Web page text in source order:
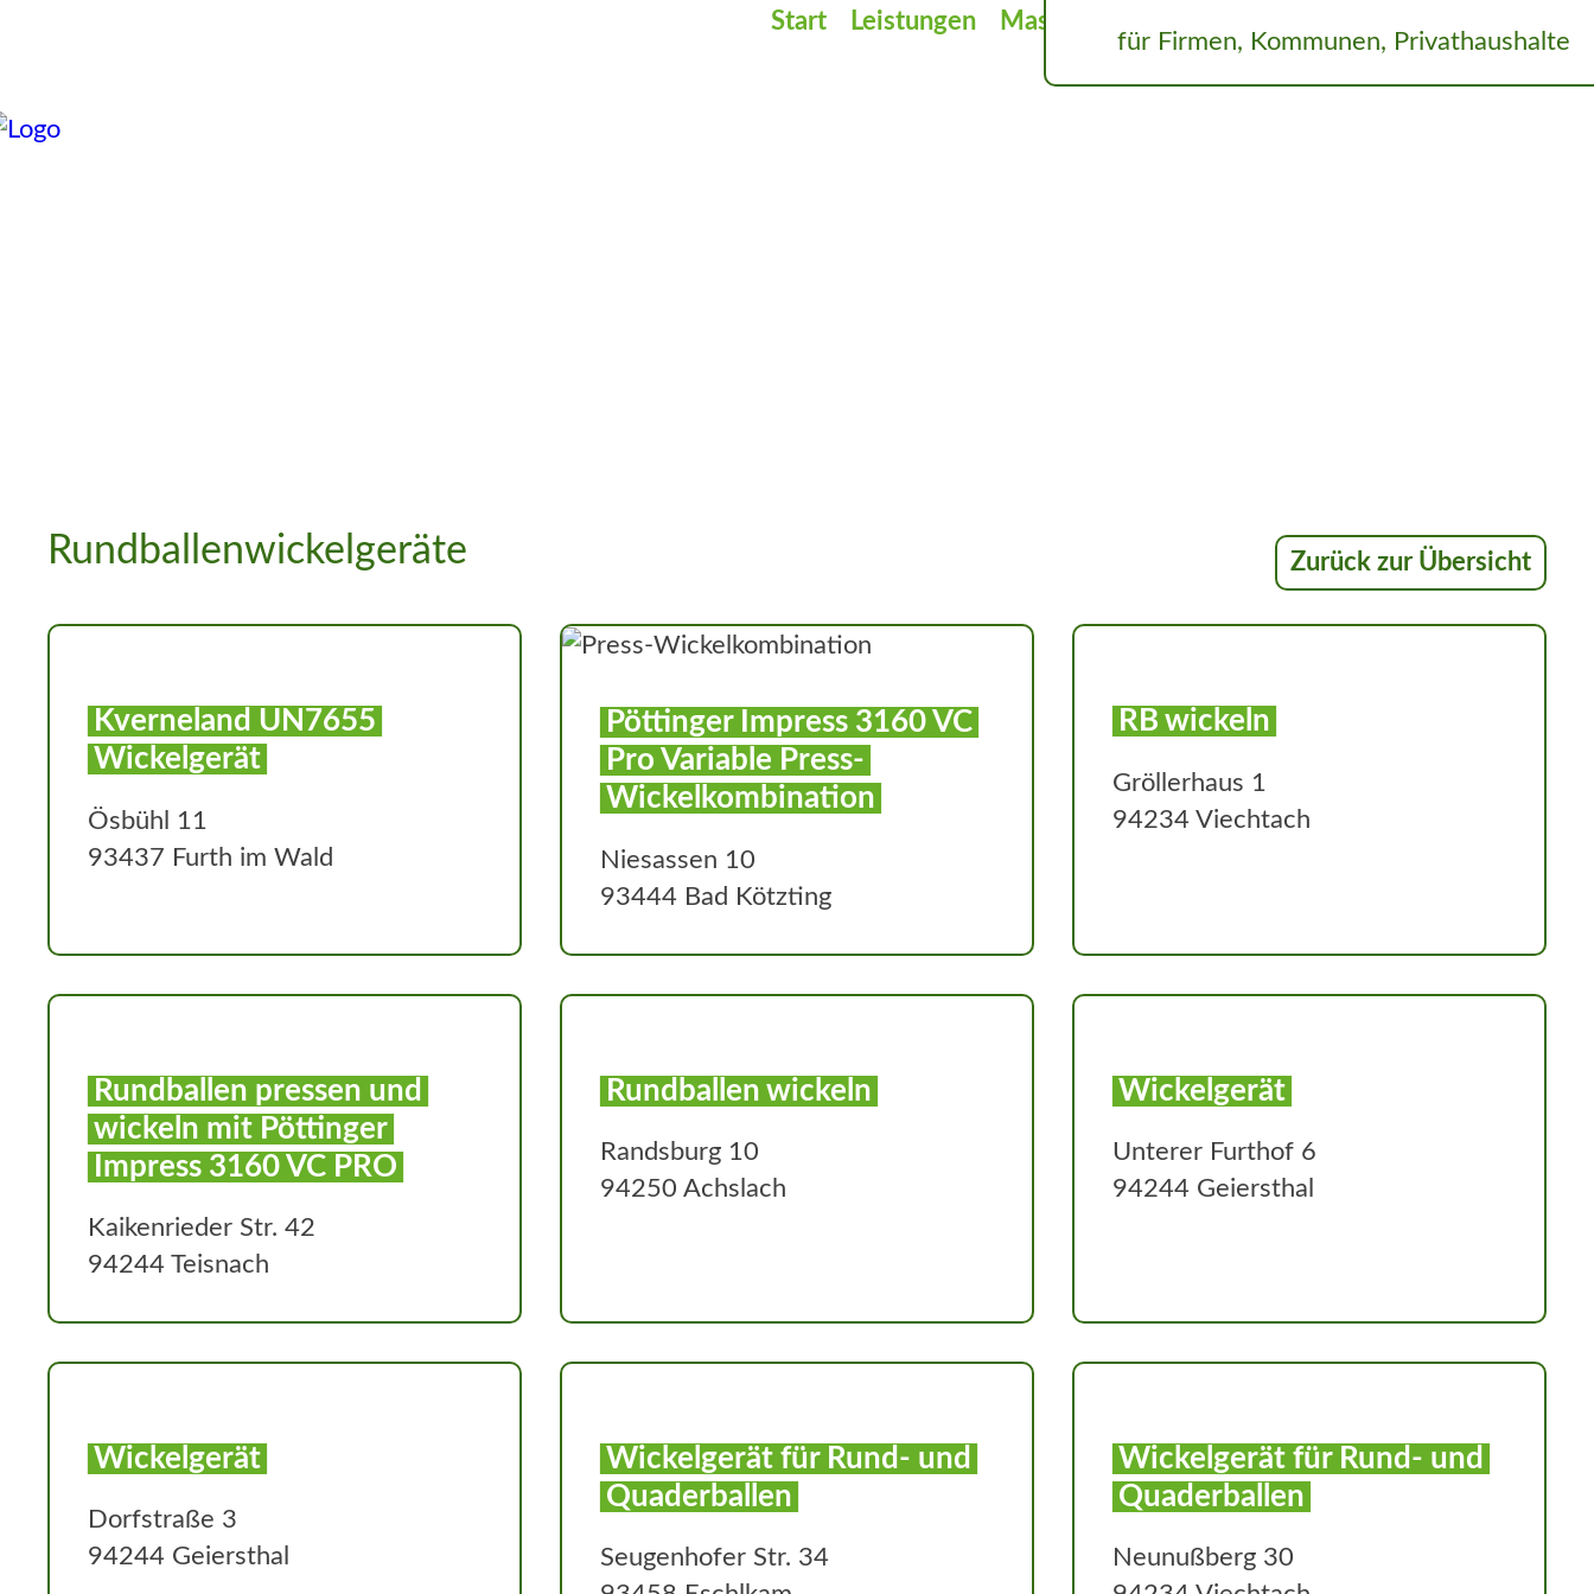
Start Leistungen Maschinenvermittlung
für Firmen, Kommunen, Privathaushalte
Rundballenwickelgeräte Zurück zur Übersicht
Kverneland UN7655
Wickelgerät
Ösbühl 11
93437 Furth im Wald
Pöttinger Impress 3160 VC
Pro Variable Press-
Wickelkombination
Niesassen 10
93444 Bad Kötzting
RB wickeln
Gröllerhaus 1
94234 Viechtach
Rundballen pressen und
wickeln mit Pöttinger
Impress 3160 VC PRO
Kaikenrieder Str. 42
94244 Teisnach
Rundballen wickeln
Randsburg 10
94250 Achslach
Wickelgerät
Unterer Furthof 6
94244 Geiersthal
Wickelgerät
Dorfstraße 3
94244 Geiersthal
Wickelgerät für Rund- und
Quaderballen
Seugenhofer Str. 34
Wickelgerät für Rund- und
Quaderballen
Neunußberg 30